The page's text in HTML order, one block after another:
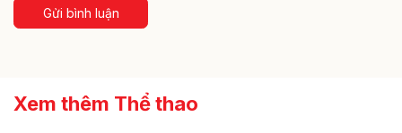
Gửi bình luận
Xem thêm Thể thao